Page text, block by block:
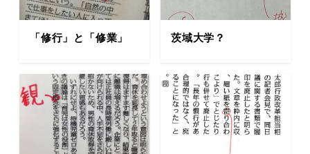
「修行」と「修業」 茨域大学？